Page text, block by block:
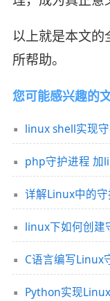
以上就是本文
所帮助。
您可能感兴趣的
linux shell实现
php守护进程 加
详解Linux中的
linux下如何创建
C语言编写Linux
Python实现